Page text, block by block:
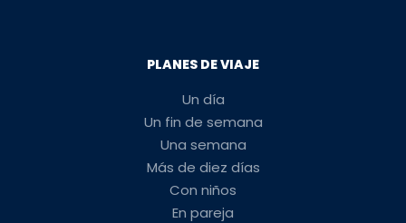
PLANES DE VIAJE
Un día
Un fin de semana
Una semana
Más de diez días
Con niños
En pareja